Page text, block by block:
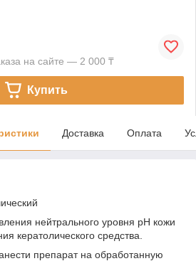
на сайте — 2 000 ₸
Купить
Доставка Оплата
нейтрального уровня pН кожи
кератолического средства.
препарат на обработанную